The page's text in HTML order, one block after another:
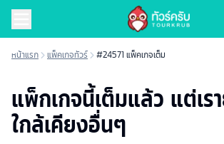
หน้าแรก แพ็คเกจทัวร์ #24571 แพ็คเกจเต็ม
แพ็กเกจนี้เต็มแล้ว แต่เร
ใกล้เคียงอื่นๆ